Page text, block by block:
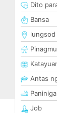
Dito
Bansa
lungsod
Antas
Job